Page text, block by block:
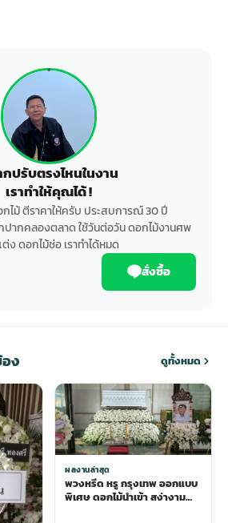
ปรับตรงไหนในงาน
เราทำให้คุณได้ !
ไม้ ตีราคาให้ครับ ประสบการณ์ 30 ปี
ากคลองตลาด ใช้วันต่อวัน ดอกไม้งานศพ
ง ดอกไม้ช่อ เราทำได้หมด
สั่งซื้อ
ง ดูทั้งหมด
ผลงานล่าสุด
พวงหรีด หรู กรุงเทพ ออกแบบ
พิเศษ ดอกไม้นำเข้า สง่างาม